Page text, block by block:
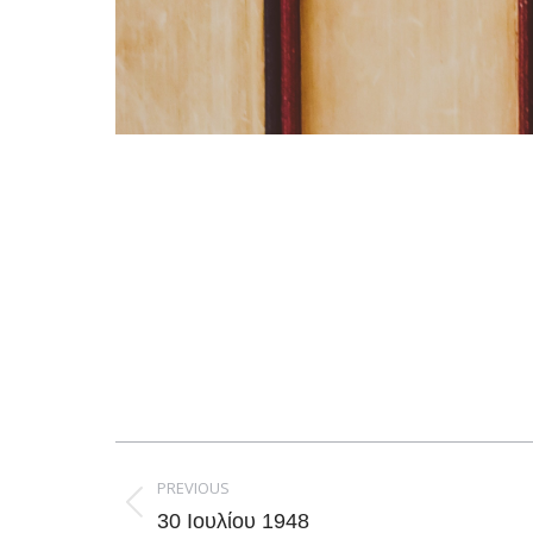
navigation
PREVIOUS
Previous
30 Ιουλίου 1948